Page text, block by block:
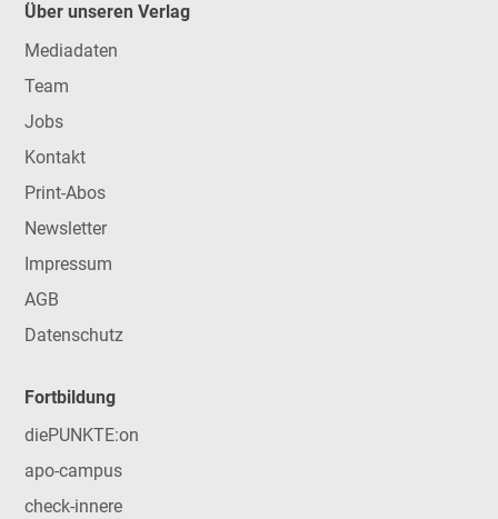
Über unseren Verlag
Mediadaten
Team
Jobs
Kontakt
Print-Abos
Newsletter
Impressum
AGB
Datenschutz
Fortbildung
diePUNKTE:on
apo-campus
check-innere